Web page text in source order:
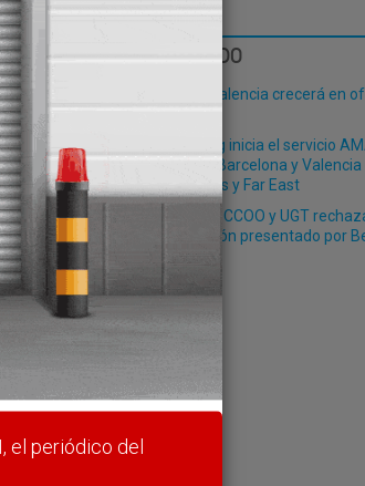
y
LO MÁS LEÍDO
El Puerto de Valencia crecerá en
China Shipping inicia el servicio
que enlazará Barcelona y Valencia
Estados Unidos y Far East
Los sindicatos CCOO y UGT
ERE de extinción presentado por
el periódico del